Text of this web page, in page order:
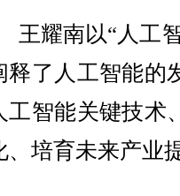
王耀南以“人工
释了人工智能的
工智能关键技术
、培育未来产业